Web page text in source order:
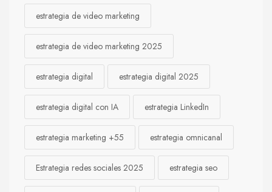
estrategia de video marketing
estrategia de video marketing 2025
estrategia digital estrategia digital 2025
estrategia digital con IA estrategia LinkedIn
estrategia marketing +55 estrategia omnicanal
Estrategia redes sociales 2025 estrategia seo